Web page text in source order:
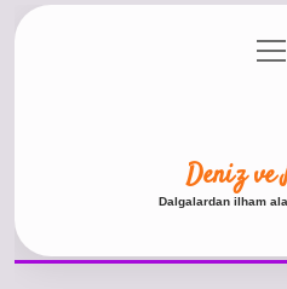
Gizlilik
aç
Deniz ve
Dalgalardan ilham